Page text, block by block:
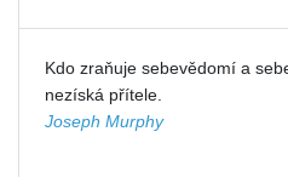
Kdo zraňuje sebevědomí a
nezíská přítele.
Joseph Murphy